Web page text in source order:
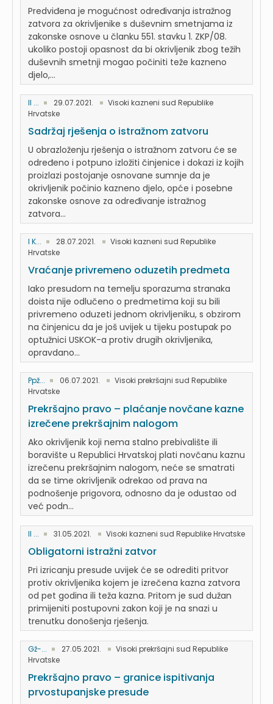
Predviđena je mogućnost određivanja istražnog
zatvora za okrivljenike s duševnim smetnjama iz
zakonske osnove u članku 551. stavku 1. ZKP/08.
ukoliko postoji opasnost da bi okrivljenik zbog težih
duševnih smetnji mogao počiniti teže kazneno
djelo,...
II ... 29.07.2021.
Visoki kazneni sud Republike
Hrvatske
Sadržaj rješenja o istražnom zatvoru
U obrazloženju rješenja o istražnom zatvoru će se
određeno i potpuno izložiti činjenice i dokazi iz kojih
proizlazi postojanje osnovane sumnje da je
okrivljenik počinio kazneno djelo, opće i posebne
zakonske osnove za određivanje istražnog
zatvora...
I K... 28.07.2021.
Visoki kazneni sud Republike
Hrvatske
Vraćanje privremeno oduzetih predmeta
Iako presudom na temelju sporazuma stranaka
doista nije odlučeno o predmetima koji su bili
privremeno oduzeti jednom okrivljeniku, s obzirom
na činjenicu da je još uvijek u tijeku postupak po
optužnici USKOK-a protiv drugih okrivljenika,
opravdano...
Ppž... 06.07.2021.
Visoki prekršajni sud Republike
Hrvatske
Prekršajno pravo – plaćanje novčane kazne
izrečene prekršajnim nalogom
Ako okrivljenik koji nema stalno prebivalište ili
boravište u Republici Hrvatskoj plati novčanu kaznu
izrečenu prekršajnim nalogom, neće se smatrati
da se time okrivljenik odrekao od prava na
podnošenje prigovora, odnosno da je odustao od
već podn...
II ... 31.05.2021. Visoki kazneni sud Republike Hrvatske
Obligatorni istražni zatvor
Pri izricanju presude uvijek će se odrediti pritvor
protiv okrivljenika kojem je izrečena kazna zatvora
od pet godina ili teža kazna. Pritom je sud dužan
primijeniti postupovni zakon koji je na snazi u
trenutku donošenja rješenja.
Gž-... 27.05.2021.
Visoki prekršajni sud Republike
Hrvatske
Prekršajno pravo – granice ispitivanja
prvostupanjske presude